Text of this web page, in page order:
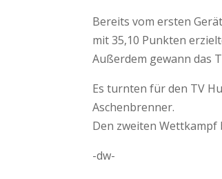
Bereits vom ersten
mit 35,10 Punkten
Außerdem gewann das
Es turnten für den TV
Aschenbrenner.
Den zweiten Wettkampf
-dw-